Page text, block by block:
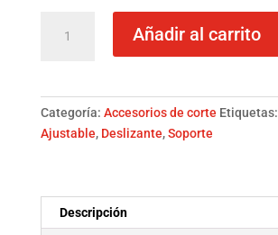
deslizante
Consumible
Zund
Añadir al carrito
Categoría: Accesorios de corte Etiquetas:
Ajustable, Deslizante,Soporte
Descripción